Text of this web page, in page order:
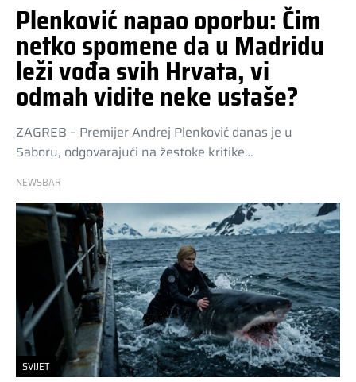
Plenković napao oporbu: Čim
netko spomene da u Madridu
leži vođa svih Hrvata, vi
odmah vidite neke ustaše?
ZAGREB – Premijer Andrej Plenković danas je u
Saboru, odgovarajući na žestoke kritike…
NEWSBAR
SVIJET